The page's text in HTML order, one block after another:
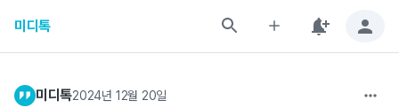
미디톡
미디톡2024년 12월 20일